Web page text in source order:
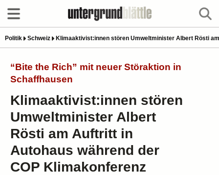
Politik Schweiz Klimaaktivist:innen stören Umweltminister Albert Rösti
“Bite the Rich” mit neuer Störaktion in
Schaffhausen
Klimaaktivist:innen stören
Umweltminister Albert
Rösti am Auftritt in
Autohaus während der
COP Klimakonferenz